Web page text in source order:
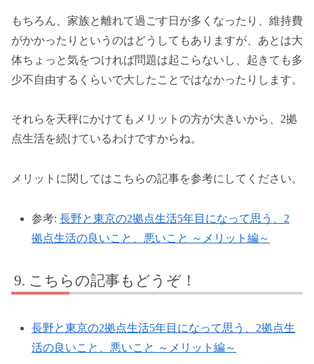
もちろん、家族と離れて過ごす日が多くなったり、維持費
がかかったりというのはどうしてもありますが、あとは大
体ちょっと気をつければ問題は起こらないし、起きても多
少不自由するくらいで大したことではなかったりします。
それらを天秤にかけてもメリットの方が大きいから、2拠
点生活を続けているわけですからね。
メリットに関してはこちらの記事を参考にしてください。
参考:長野と東京の2拠点生活5年目になって思う、2
拠点生活の良いこと、悪いこと ～メリット編～
こちらの記事もどうぞ！
長野と東京の2拠点生活5年目になって思う、2拠点生
活の良いこと、悪いこと ～メリット編～